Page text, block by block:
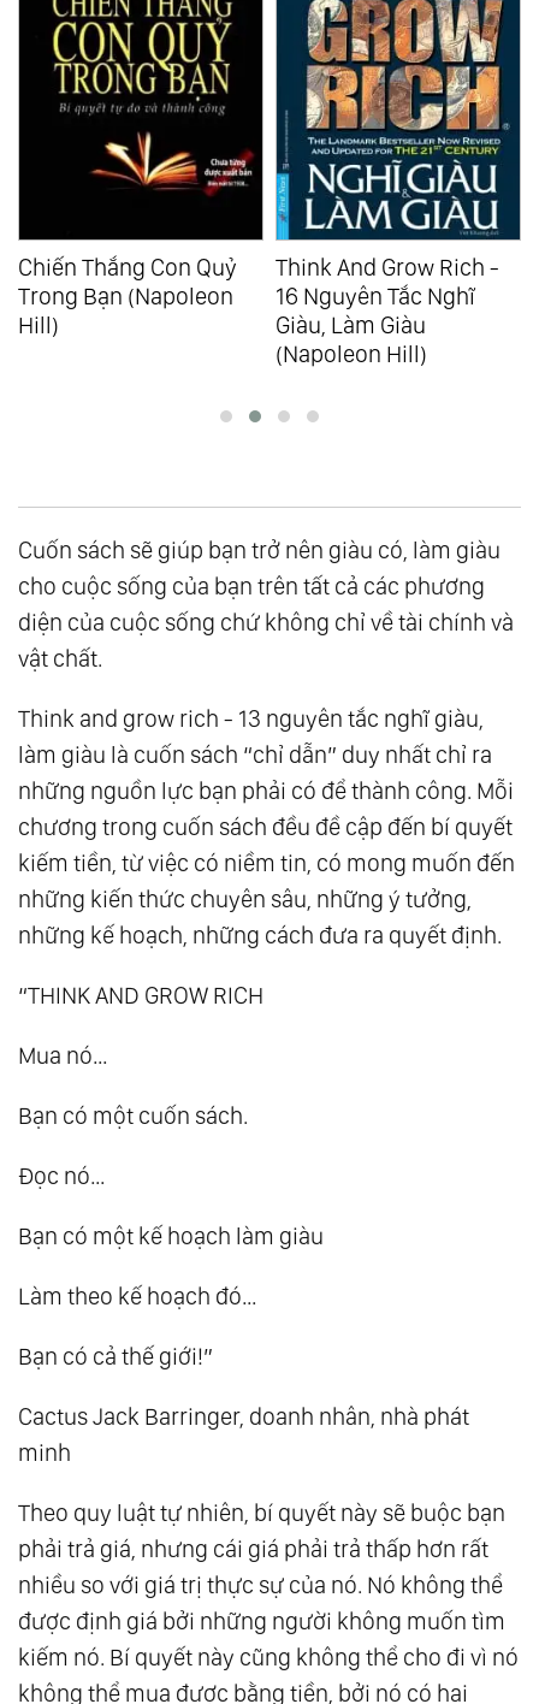
Chiến Thắng Con Quỷ
Trong Bạn (Napoleon
Hill)
Think And Grow Rich -
16 Nguyên Tắc Nghĩ
Giàu, Làm Giàu
(Napoleon Hill)
Cuốn sách sẽ giúp bạn trở nên giàu có, làm giàu
cho cuộc sống của bạn trên tất cả các phương
diện của cuộc sống chứ không chỉ về tài chính và
vật chất.
Think and grow rich - 13 nguyên tắc nghĩ giàu,
làm giàu là cuốn sách “chỉ dẫn” duy nhất chỉ ra
những nguồn lực bạn phải có để thành công. Mỗi
chương trong cuốn sách đều đề cập đến bí quyết
kiếm tiền, từ việc có niềm tin, có mong muốn đến
những kiến thức chuyên sâu, những ý tưởng,
những kế hoạch, những cách đưa ra quyết định.
“THINK AND GROW RICH
Mua nó…
Bạn có một cuốn sách.
Đọc nó…
Bạn có một kế hoạch làm giàu
Làm theo kế hoạch đó…
Bạn có cả thế giới!”
Cactus Jack Barringer, doanh nhân, nhà phát
minh
Theo quy luật tự nhiên, bí quyết này sẽ buộc bạn
phải trả giá, nhưng cái giá phải trả thấp hơn rất
nhiều so với giá trị thực sự của nó. Nó không thể
được định giá bởi những người không muốn tìm
kiếm nó. Bí quyết này cũng không thể cho đi vì nó
không thể mua được bằng tiền, bởi nó có hai